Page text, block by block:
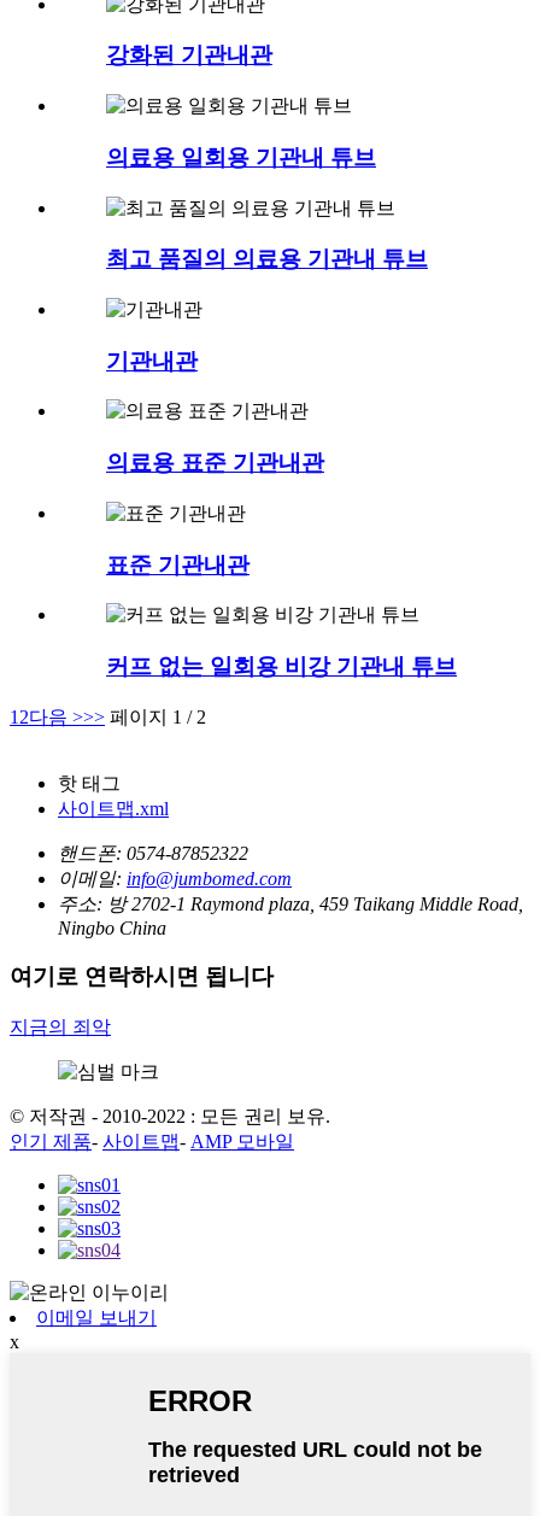
강화된 기관내관
의료용 일회용 기관내 튜브
최고 품질의 의료용 기관내 튜브
기관내관
의료용 표준 기관내관
표준 기관내관
커프 없는 일회용 비강 기관내 튜브
1 2다음 >>> 페이지 1 / 2
핫 태그
사이트맵.xml
핸드폰: 0574-87852322
이메일: info@jumbomed.com
주소: 방 2702-1 Raymond plaza, 459 Taikang Middle Road,
Ningbo China
여기로 연락하시면 됩니다
지금의 죄악
© 저작권 - 2010-2022 : 모든 권리 보유.
인기 제품- 사이트맵- AMP 모바일
이메일 보내기
x